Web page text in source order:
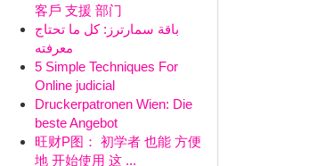
客戶 支援 部门
باقة سمارترز: كل ما تحتاج
معرفته
5 Simple Techniques For
Online judicial
Druckerpatronen Wien: Die
beste Angebot
旺财P图： 初学者 也能 方便
地 开始使用 这 ...